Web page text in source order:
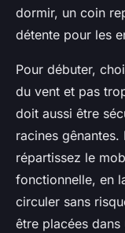
dormir, un coin
détente pour les
Pour débuter,
du vent et pas
doit aussi être
racines gênantes.
répartissez le
fonctionnelle, en
circuler sans
être placées dans